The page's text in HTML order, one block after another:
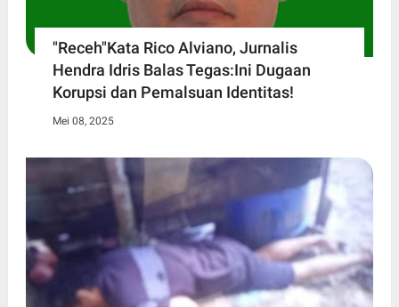
"Receh"Kata Rico Alviano, Jurnalis
Hendra Idris Balas Tegas:Ini Dugaan
Korupsi dan Pemalsuan Identitas!
Mei 08, 2025